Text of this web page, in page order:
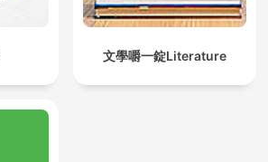
文學嚼一錠Literature